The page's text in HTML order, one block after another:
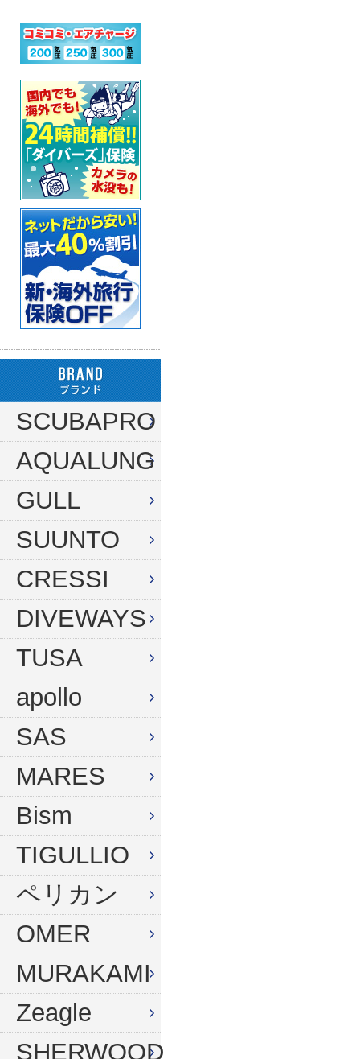
ログタンク
保護アイテム
フラッグ
防水アイテム
その他
パーツ・その他
シャフト
シャフトアクセサリー
スリングゴム
モリ先
ウィッシュボン
ライン
バンジー
リール
パーツ・アクセサリー
フロート
ストリンガー
ラインワインダー
手モリ・パラライザー
手モリアクセサリー
スカリ・網
アワビオコシ
その他
フック
ダイブコンピューター
マスク
フィン
ウェットスーツ
インナー
グローブ
バッグ
ウェイト
ナイフ
コンプレッサー本体
ステッカー
超音波洗浄機
超音波洗浄機
アクセサリー・その他
その他
オクトパス
ゲージ
BCジャケット
オクトパスインフレーター
（AIR-2等）
インフレーター
セット
マスク
スノーケル
フィン
ブーツ
グローブ
セット
スーツ
ウェットスーツ
ドライスーツ
フード・ベスト
ボートコート
バッグ
メッシュバッグ
キャスター・キャリーバッグ
ハードケース
ウォータープルーフバッグ
ペリカンケース
レギュレターバッグ
スーツバッグ
その他
アクセサリー
ナイフ
カラビナ・フック
ホース、ゲージ、オクトパス
ホルダー
スレート
指示棒
マスク曇り止め
ベル・シェーカー
リール
その他
水中ライト
ウェイト
セーフティーグッズ
フロート・シグナルブイ
ホーン・ブザー
ライフジャケット
アクセサリー・その他
タンク
簡易潜水器具
水中銃(スピアガン)・手モリ関
その他
ゲージ オーバーホール
インフレーターオクトパス
インフレーター オーバーホー
BC（インフレーター含む）オ
ーバーホール
タンク耐圧検査
タンクバルブ オーバーホール
ダイブコンピューター バッテ
リー交換
エアチャージ
ドライスーツ
キッズ用ウェットスーツ
重器材セット
スノーケリング3点セット
スノーケリングセット
レギュレター
BCジャケット
ゲージ
オクトパス
ダイブコンピューター
タンク（4・8・10L）
タンク（12・14L）
タンク（250気圧）
タンク（300気圧）
マスク
フィン
ドライスーツ用フィン
ブーツ
ウィンターグローブ
ドライフード
フードベスト
メッシュバッグ
ウェイトベルト
アンクルウェイト
ウェイトベスト
水中ライト
SCUBAPRO
AQUALUNG
GULL
SUUNTO
CRESSI
DIVEWAYS
TUSA
apollo
SAS
MARES
Bism
TIGULLIO
ペリカン
OMER
MURAKAMI
Zeagle
SHERWOOD